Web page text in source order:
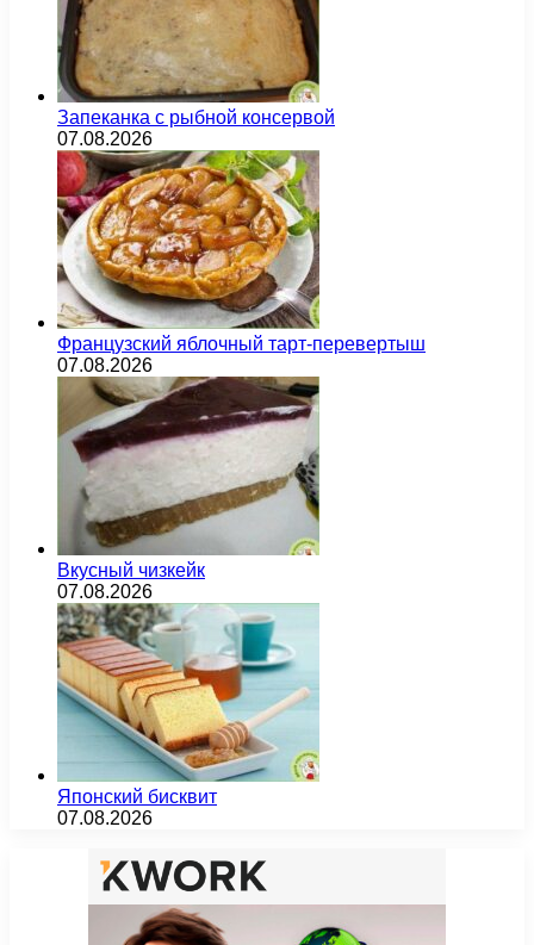
Запеканка с рыбной консервой
07.08.2026
Французский яблочный тарт-перевертыш
07.08.2026
Вкусный чизкейк
07.08.2026
Японский бисквит
07.08.2026